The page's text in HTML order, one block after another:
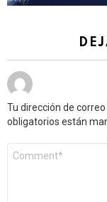
Tu dirección de
obligatorios están